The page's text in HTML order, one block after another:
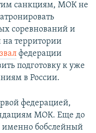
санкциям, МОК не
соревнований и
на территории
федерации
подготовку к уже
в России.
федерацией,
МОК. Еще до
именно бобслейный